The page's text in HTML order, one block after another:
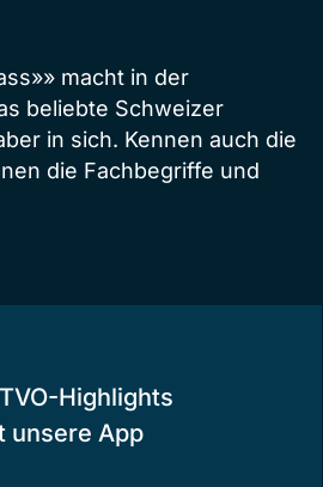
macht in der
beliebte Schweizer
in sich. Kennen auch die
die Fachbegriffe und
Highlights
unsere App